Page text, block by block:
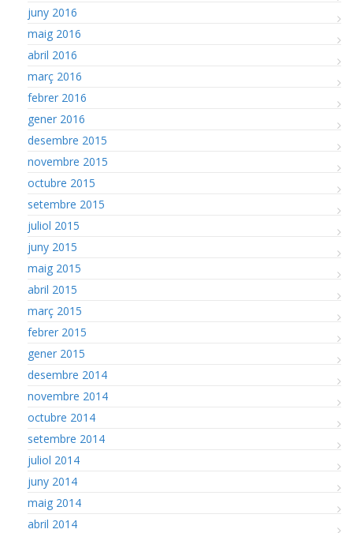
juny 2016
maig 2016
abril 2016
març 2016
febrer 2016
gener 2016
desembre 2015
novembre 2015
octubre 2015
setembre 2015
juliol 2015
juny 2015
maig 2015
abril 2015
març 2015
febrer 2015
gener 2015
desembre 2014
novembre 2014
octubre 2014
setembre 2014
juliol 2014
juny 2014
maig 2014
abril 2014